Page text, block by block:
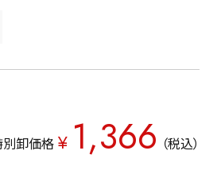
卸価格 ¥ 1,366 税込